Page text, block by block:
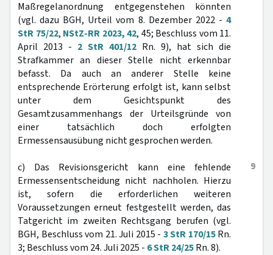
Maßregelanordnung entgegenstehen könnten
(vgl. dazu BGH, Urteil vom 8. Dezember 2022 - 4
StR 75/22, NStZ-RR 2023, 42, 45; Beschluss vom 11.
April 2013 - 2 StR 401/12 Rn. 9), hat sich die
Strafkammer an dieser Stelle nicht erkennbar
befasst. Da auch an anderer Stelle keine
entsprechende Erörterung erfolgt ist, kann selbst
unter dem Gesichtspunkt des
Gesamtzusammenhangs der Urteilsgründe von
einer tatsächlich doch erfolgten
Ermessensausübung nicht gesprochen werden.
9
c) Das Revisionsgericht kann eine fehlende
Ermessensentscheidung nicht nachholen. Hierzu
ist, sofern die erforderlichen weiteren
Voraussetzungen erneut festgestellt werden, das
Tatgericht im zweiten Rechtsgang berufen (vgl.
BGH, Beschluss vom 21. Juli 2015 - 3 StR 170/15Rn.
3; Beschluss vom 24. Juli 2025 - 6 StR 24/25Rn. 8).